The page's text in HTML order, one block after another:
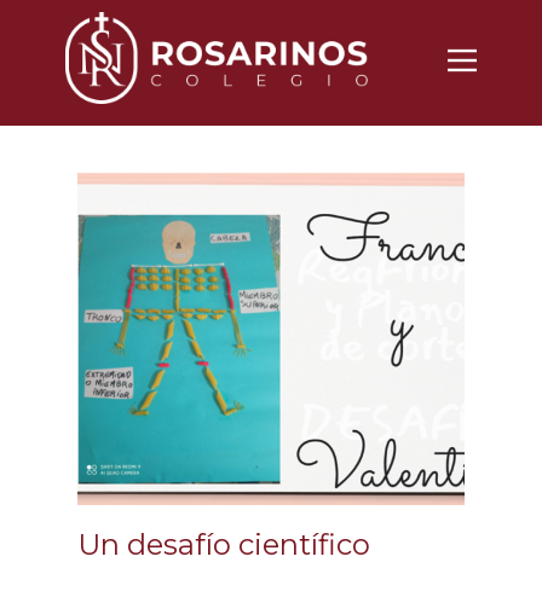
Nosotros
Vida Cotidiana
Inscripciones
Contacto
Un desafío científico